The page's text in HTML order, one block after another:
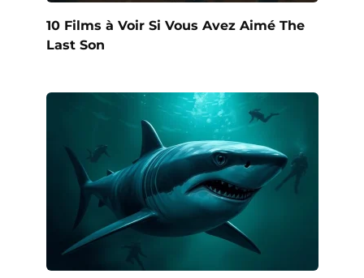
10 Films à Voir Si Vous Avez Aimé The
Last Son